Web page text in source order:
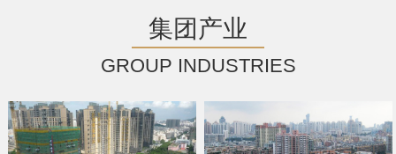
集团产业
GROUP INDUSTRIES